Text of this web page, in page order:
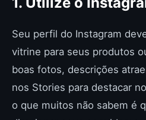
Seu perfil do Instagram
vitrine para seus produtos
boas fotos, descrições
nos Stories para destacar
o que muitos não sabem é